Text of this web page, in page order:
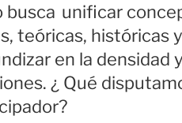
busca unificar
teóricas, históricas
en la densidad
¿ Qué